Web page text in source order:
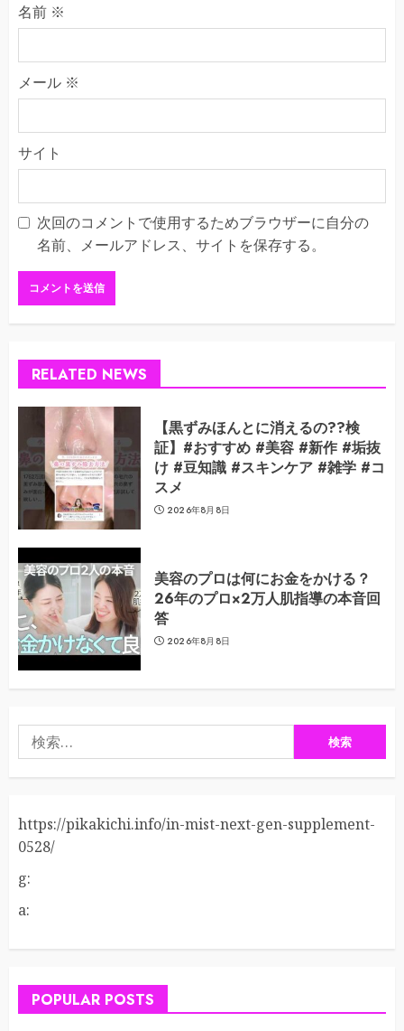
名前 ※
メール ※
サイト
次回のコメントで使用するためブラウザーに自分の
名前、メールアドレス、サイトを保存する。
RELATED NEWS
【黒ずみほんとに消えるの??検
証】#おすすめ #美容 #新作 #垢抜
け #豆知識 #スキンケア #雑学 #コ
スメ
2026年8月8日
美容のプロは何にお金をかける？
26年のプロ×2万人肌指導の本音回
答
2026年8月8日
索:
https://pikakichi.info/in-mist-next-gen-supplement-
0528/
g:
a:
POPULAR POSTS